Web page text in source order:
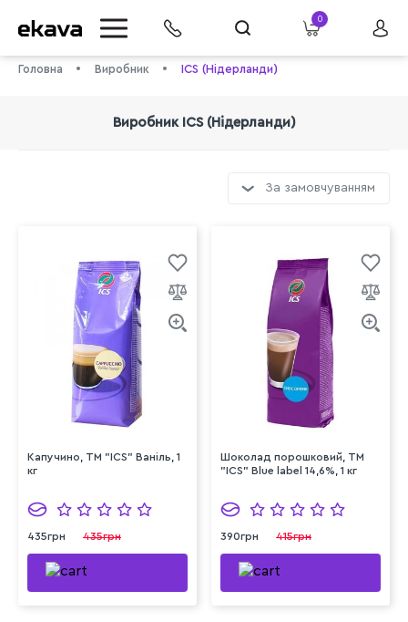
0
Головна Виробник ICS (Нідерланди)
Виробник ICS (Нідерланди)
За замовчуванням
Капучино, ТМ "ICS" Ваніль, 1
кг
435грн 435грн
Шоколад порошковий, ТМ
"ICS" Blue label 14,6%, 1 кг
390грн 415грн